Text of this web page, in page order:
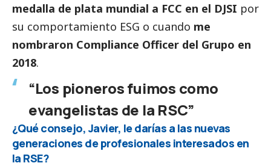
medalla de plata mundial a FCC en el DJSI por
su comportamiento ESG o cuando me
nombraron Compliance Officer del Grupo en
2018.
“Los pioneros fuimos como
evangelistas de la RSC”
¿Qué consejo, Javier, le darías a las nuevas
generaciones de profesionales interesados en
la RSE?